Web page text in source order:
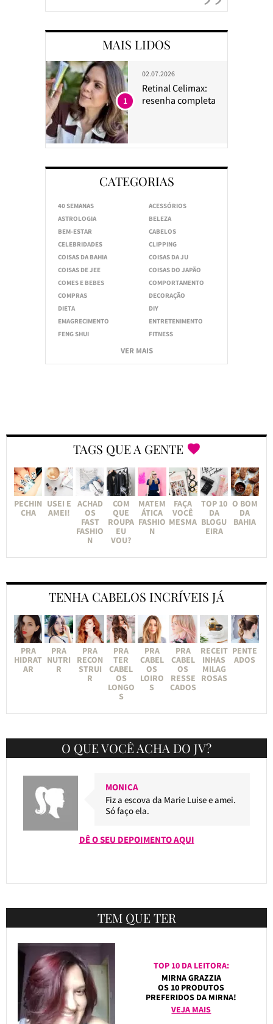
MAIS LIDOS
02.07.2026
Retinal Celimax:
resenha completa
1
CATEGORIAS
40 SEMANAS
ACESSÓRIOS
ASTROLOGIA
BELEZA
BEM-ESTAR
CABELOS
CELEBRIDADES
CLIPPING
COISAS DA BAHIA
COISAS DA JU
COISAS DE JEE
COISAS DO JAPÃO
COMES E BEBES
COMPORTAMENTO
COMPRAS
DECORAÇÃO
DIETA
DIY
EMAGRECIMENTO
ENTRETENIMENTO
FENG SHUI
FITNESS
VER MAIS
TAGS QUE A GENTE
PECHIN
CHA
USEI E
AMEI!
ACHAD
OS
FAST
FASHIO
N
COM
QUE
ROUPA
EU
VOU?
MATEM
ÁTICA
FASHIO
N
FAÇA
VOCÊ
MESMA
TOP 10
DA
BLOGU
EIRA
O BOM
DA
BAHIA
TENHA CABELOS INCRÍVEIS JÁ
PRA
HIDRAT
AR
PRA
NUTRI
R
PRA
RECON
STRUI
R
PRA
TER
CABEL
OS
LONGO
S
PRA
CABEL
OS
LOIRO
S
PRA
CABEL
OS
RESSE
CADOS
RECEIT
INHAS
MILAG
ROSAS
PENTE
ADOS
O QUE VOCÊ ACHA DO JV?
MONICA
Fiz a escova da Marie Luise e amei.
Só faço ela.
DÊ O SEU DEPOIMENTO AQUI
TEM QUE TER
TOP 10 DA LEITORA:
MIRNA GRAZZIA
OS 10 PRODUTOS
PREFERIDOS DA MIRNA!
VEJA MAIS